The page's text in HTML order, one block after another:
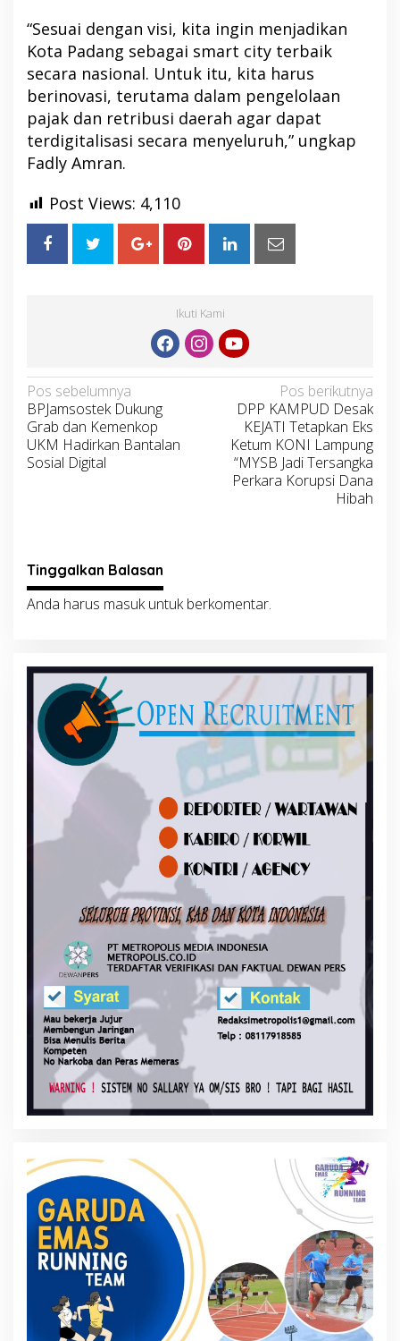
“Sesuai dengan visi, kita ingin menjadikan
Kota Padang sebagai smart city terbaik
secara nasional. Untuk itu, kita harus
berinovasi, terutama dalam pengelolaan
pajak dan retribusi daerah agar dapat
terdigitalisasi secara menyeluruh,” ungkap
Fadly Amran.
Post Views: 4,110
Ikuti Kami
Navigasi
pos
Pos sebelumnya
BPJamsostek Dukung
Grab dan Kemenkop
UKM Hadirkan Bantalan
Sosial Digital
Pos berikutnya
DPP KAMPUD Desak
KEJATI Tetapkan Eks
Ketum KONI Lampung
“MYSB Jadi Tersangka
Perkara Korupsi Dana
Hibah
Tinggalkan Balasan
Anda harus masukuntuk berkomentar.